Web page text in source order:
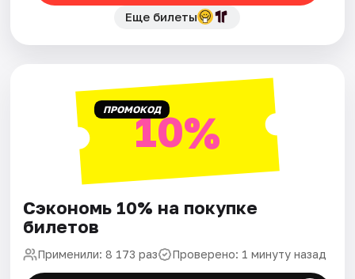
Еще билеты
ПРОМОКОД10%
Сэкономь 10% на покупке
билетов
Применили: 8 173 раз Проверено: 1 минуту назад